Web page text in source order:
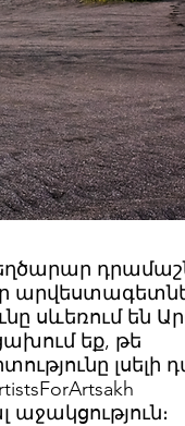
սևեռում են
եք, թե
լսելի